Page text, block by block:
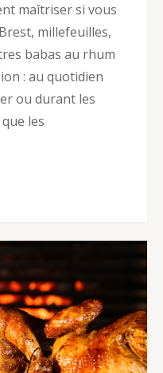
maîtriser si vous
millefeuilles,
babas au rhum
: au quotidien
ou durant les
les